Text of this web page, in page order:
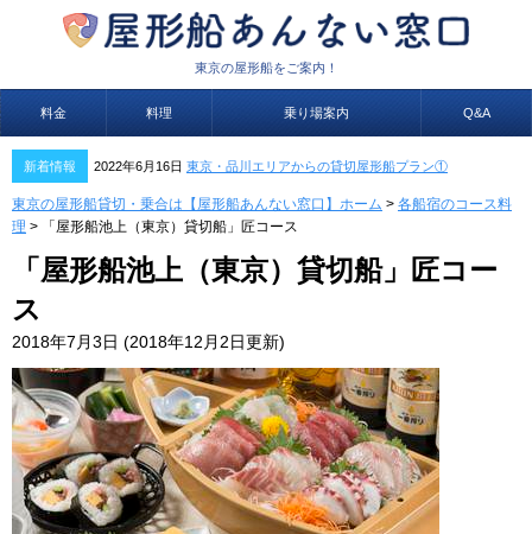
東京の屋形船をご案内！
料金 料理 乗り場案内 Q&A
新着情報 2022年6月16日 東京・品川エリアからの貸切屋形船プラン①
東京の屋形船貸切・乗合は【屋形船あんない窓口】ホーム > 各船宿のコース料
理 > 「屋形船池上（東京）貸切船」匠コース
「屋形船池上（東京）貸切船」匠コー
ス
2018年7月3日 (2018年12月2日更新)